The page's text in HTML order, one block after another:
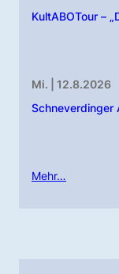
KultABOTour –
Mi. | 12.8.2026
Schneverdinger
Mehr…